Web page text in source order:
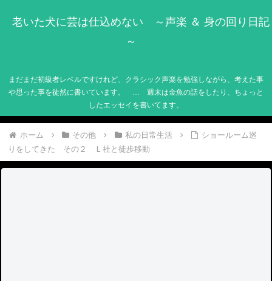
老いた犬に芸は仕込めない ～声楽 ＆ 身の回り日記
～
まだまだ初級者レベルですけれど、クラシック声楽を勉強しながら、考えた事
や思った事を徒然に書いています。 … 週末は金魚の話をしたり、ちょっと
したエッセイを書いてます。
ホーム その他 私の日常生活
ショールーム巡
りをしてきた その２ Ｌ社と徒歩移動